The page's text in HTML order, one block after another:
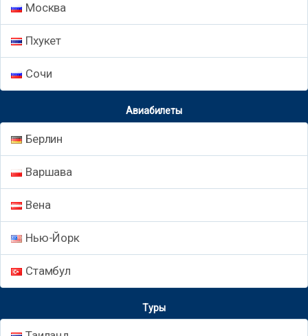
Москва
Пхукет
Сочи
Авиабилеты
Берлин
Варшава
Вена
Нью-Йорк
Стамбул
Туры